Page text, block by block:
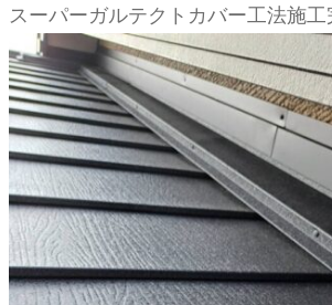
スーパーガルテクトカバー工法施工